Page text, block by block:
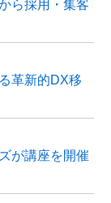
ら採用・集客
革新的DX移
が講座を開催